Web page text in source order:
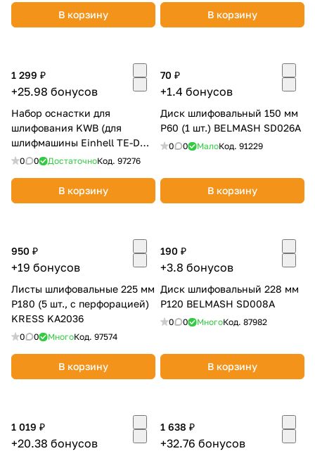
В корзину В корзину
1 299 ₽
+25.98 бонусов
Набор оснастки для
шлифования KWB (для
шлифмашины Einhell TE-DW
225 X) 491065
0 0 ДостаточноКод. 97276
В корзину
70 ₽
+1.4 бонусов
Диск шлифовальный 150 мм
Р60 (1 шт.) BELMASH SD026A
0 0 МалоКод. 91229
В корзину
950 ₽
+19 бонусов
Листы шлифовальные 225 мм
P180 (5 шт., с перфорацией)
KRESS KA2036
0 0 МногоКод. 97574
В корзину
190 ₽
+3.8 бонусов
Диск шлифовальный 228 мм
Р120 BELMASH SD008A
0 0 МногоКод. 87982
В корзину
1 019 ₽
+20.38 бонусов
1 638 ₽
+32.76 бонусов